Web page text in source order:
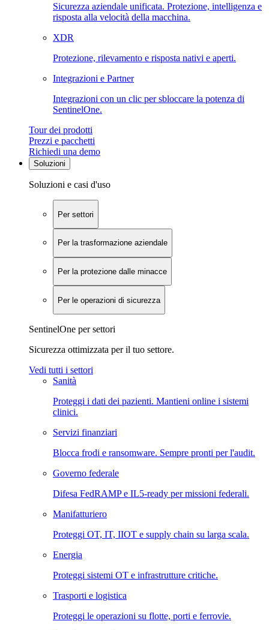
Sicurezza aziendale unificata. Protezione, intelligenza e
risposta alla velocità della macchina.
XDR
Protezione, rilevamento e risposta nativi e aperti.
Integrazioni e Partner
Integrazioni con un clic per sbloccare la potenza di
SentinelOne.
Tour dei prodotti
Prezzi e pacchetti
Richiedi una demo
Soluzioni
Soluzioni e casi d'uso
Per settori
Per la trasformazione aziendale
Per la protezione dalle minacce
Per le operazioni di sicurezza
SentinelOne per settori
Sicurezza ottimizzata per il tuo settore.
Vedi tutti i settori
Sanità
Proteggi i dati dei pazienti. Mantieni online i sistemi
clinici.
Servizi finanziari
Blocca frodi e ransomware. Sempre pronti per l'audit.
Governo federale
Difesa FedRAMP e IL5-ready per missioni federali.
Manifatturiero
Proteggi OT, IT, IIOT e supply chain su larga scala.
Energia
Proteggi sistemi OT e infrastrutture critiche.
Trasporti e logistica
Proteggi le operazioni su flotte, porti e ferrovie.